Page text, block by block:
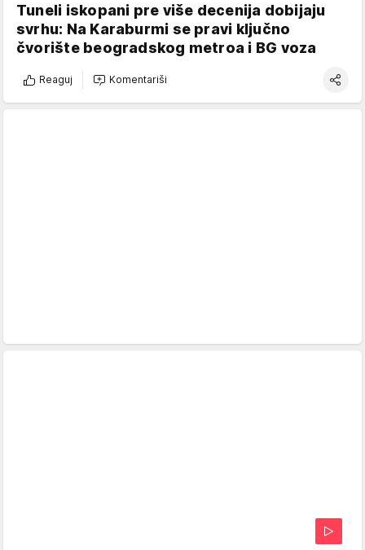
Tuneli iskopani pre više decenija dobijaju
svrhu: Na Karaburmi se pravi ključno
čvorište beogradskog metroa i BG voza
Reaguj Komentariši